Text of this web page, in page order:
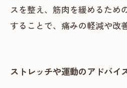
スを整え、筋肉を緩めるため
することで、痛みの軽減や改
ストレッチや運動のアドバイ